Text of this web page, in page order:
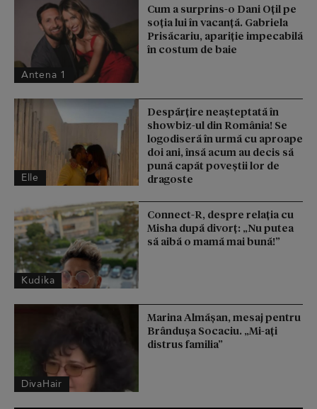
Antena 1
Cum a surprins-o Dani Oțil pe
soția lui în vacanță. Gabriela
Prisăcariu, apariție impecabilă
în costum de baie
Elle
Despărțire neașteptată în
showbiz-ul din România! Se
logodiseră în urmă cu aproape
doi ani, însă acum au decis să
pună capăt poveștii lor de
dragoste
Kudika
Connect-R, despre relația cu
Misha după divorț: „Nu putea
să aibă o mamă mai bună!”
DivaHair
Marina Almășan, mesaj pentru
Brândușa Socaciu. „Mi-ați
distrus familia”